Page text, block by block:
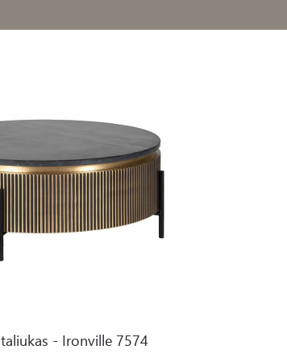
- Ironville 7574